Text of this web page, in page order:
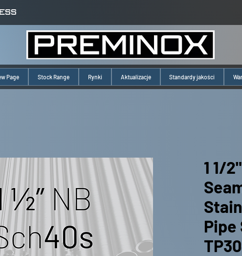
Page Stock Range Rynki Aktualizacje Standardy jakości
1 1/
Pipe